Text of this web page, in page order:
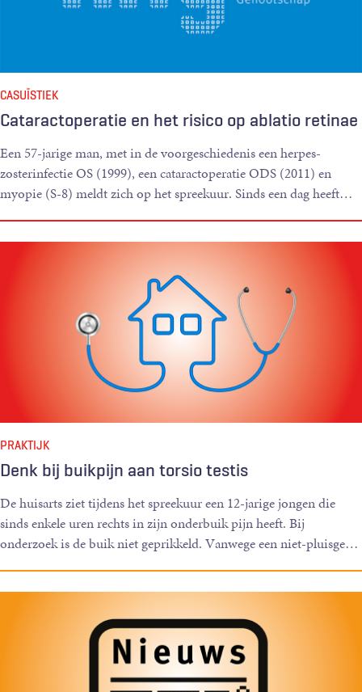
Cataractoperatie en het risico op ablatio retinae
CASUÏSTIEK
Een 57-jarige man, met in de voorgeschiedenis een herpes-
zosterinfectie OS (1999), een cataractoperatie ODS (2011) en
myopie (S-8) meldt zich op het spreekuur. Sinds een dag heeft…
Denk bij buikpijn aan torsio testis
PRAKTIJK
De huisarts ziet tijdens het spreekuur een 12-jarige jongen die
sinds enkele uren rechts in zijn onderbuik pijn heeft. Bij
onderzoek is de buik niet geprikkeld. Vanwege een niet-pluisge…